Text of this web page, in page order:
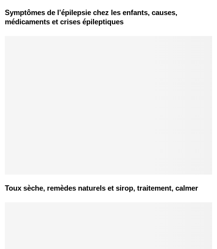
Symptômes de l’épilepsie chez les enfants, causes,
médicaments et crises épileptiques
Toux sèche, remèdes naturels et sirop, traitement, calmer